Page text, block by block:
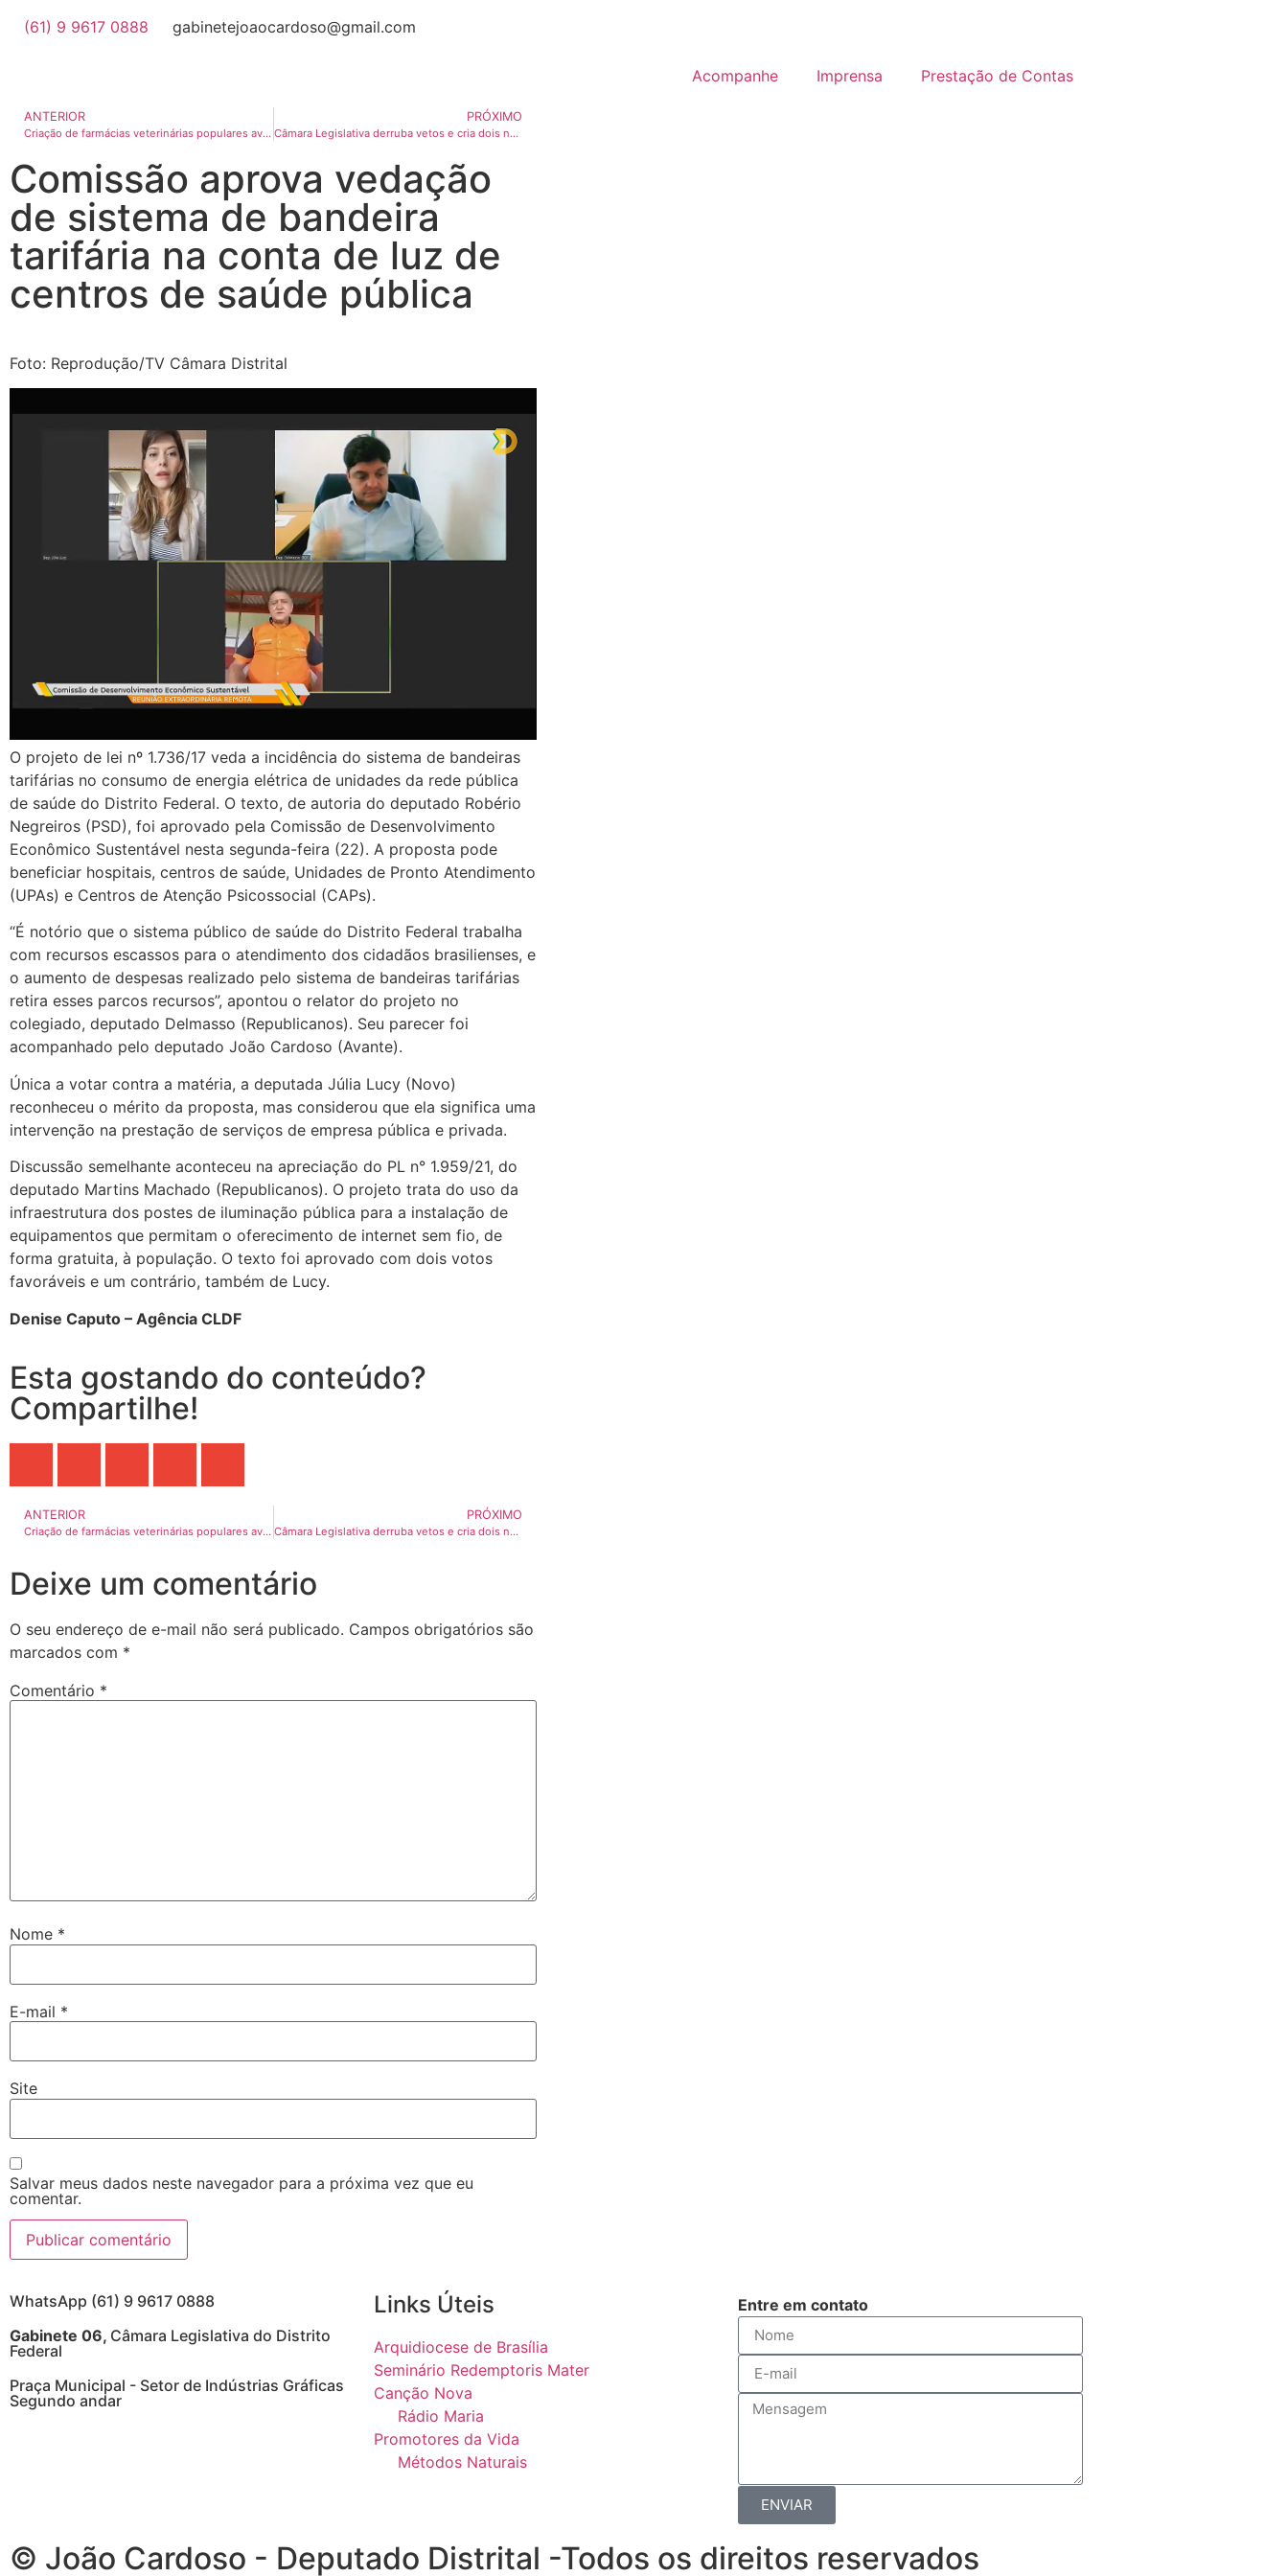
(61) 9 9617 0888 gabinetejoaocardoso@gmail.com
Acompanhe Imprensa Prestação de Contas
ANTERIOR
Criação de farmácias veterinárias populares avança na CLDF
PRÓXIMO
Câmara Legislativa derruba vetos e cria dois novos parques no DF
Comissão aprova vedação
de sistema de bandeira
tarifária na conta de luz de
centros de saúde pública
Foto: Reprodução/TV Câmara Distrital
O projeto de lei nº 1.736/17 veda a incidência do sistema de bandeiras
tarifárias no consumo de energia elétrica de unidades da rede pública
de saúde do Distrito Federal. O texto, de autoria do deputado Robério
Negreiros (PSD), foi aprovado pela Comissão de Desenvolvimento
Econômico Sustentável nesta segunda-feira (22). A proposta pode
beneficiar hospitais, centros de saúde, Unidades de Pronto Atendimento
(UPAs) e Centros de Atenção Psicossocial (CAPs).
“É notório que o sistema público de saúde do Distrito Federal trabalha
com recursos escassos para o atendimento dos cidadãos brasilienses, e
o aumento de despesas realizado pelo sistema de bandeiras tarifárias
retira esses parcos recursos”, apontou o relator do projeto no
colegiado, deputado Delmasso (Republicanos). Seu parecer foi
acompanhado pelo deputado João Cardoso (Avante).
Única a votar contra a matéria, a deputada Júlia Lucy (Novo)
reconheceu o mérito da proposta, mas considerou que ela significa uma
intervenção na prestação de serviços de empresa pública e privada.
Discussão semelhante aconteceu na apreciação do PL n° 1.959/21, do
deputado Martins Machado (Republicanos). O projeto trata do uso da
infraestrutura dos postes de iluminação pública para a instalação de
equipamentos que permitam o oferecimento de internet sem fio, de
forma gratuita, à população. O texto foi aprovado com dois votos
favoráveis e um contrário, também de Lucy.
Denise Caputo – Agência CLDF
Esta gostando do conteúdo?
Compartilhe!
ANTERIOR
Criação de farmácias veterinárias populares avança na CLDF
PRÓXIMO
Câmara Legislativa derruba vetos e cria dois novos parques no DF
Deixe um comentário
O seu endereço de e-mail não será publicado. Campos obrigatórios são
marcados com *
Comentário *
Nome *
E-mail *
Site
Salvar meus dados neste navegador para a próxima vez que eu
comentar.
WhatsApp (61) 9 9617 0888
Gabinete 06, Câmara Legislativa do Distrito
Federal
Praça Municipal - Setor de Indústrias Gráficas
Segundo andar
Links Úteis
Arquidiocese de Brasília
Seminário Redemptoris Mater
Canção Nova
Rádio Maria
Promotores da Vida
Métodos Naturais
Entre em contato
ENVIAR
© João Cardoso - Deputado Distrital -Todos os direitos reservados